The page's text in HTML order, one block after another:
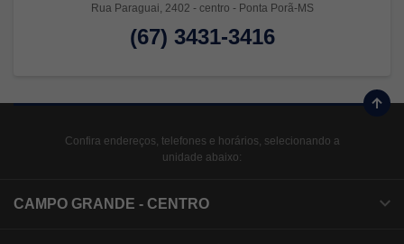
Rua Paraguai, 2402 - centro - Ponta Porã-MS
(67) 3431-3416
Confira endereços, telefones e horários, selecionando a
unidade abaixo:
CAMPO GRANDE - CENTRO